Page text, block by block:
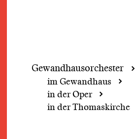
Gewandhaus­orchester
im Gewandhaus
in der Oper
in der Thomaskirche